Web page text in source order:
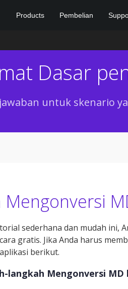
Products Pembelian
Dasar
untuk skenario
Mengonversi
sederhana dan mudah ini,
gratis. Jika Anda harus
berikut.
langkah Mengonversi MD